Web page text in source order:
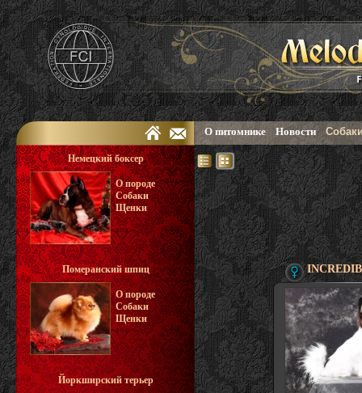
Немецкий боксер
О породе
Собаки
Щенки
Померанский шпиц
О породе
Собаки
Щенки
Йоркширский терьер
О питомнике Новости